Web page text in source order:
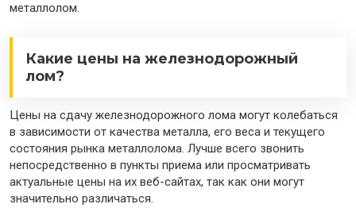
металлолом.
Какие цены на железнодорожный
лом?
Цены на сдачу железнодорожного лома могут колебаться
в зависимости от качества металла, его веса и текущего
состояния рынка металлолома. Лучше всего звонить
непосредственно в пункты приема или просматривать
актуальные цены на их веб-сайтах, так как они могут
значительно различаться.